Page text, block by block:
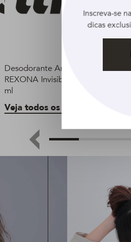
Desodorante Antitranspirante
REXONA Invisible en Aerosol 150
ml
Veja todos os produtos
Inscreva-se
dicas